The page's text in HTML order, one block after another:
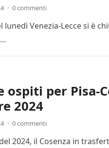
· 0 commenti
lunedì Venezia-Lecce si è
per Pisa-
2024
· 0 commenti
2024, il Cosenza in